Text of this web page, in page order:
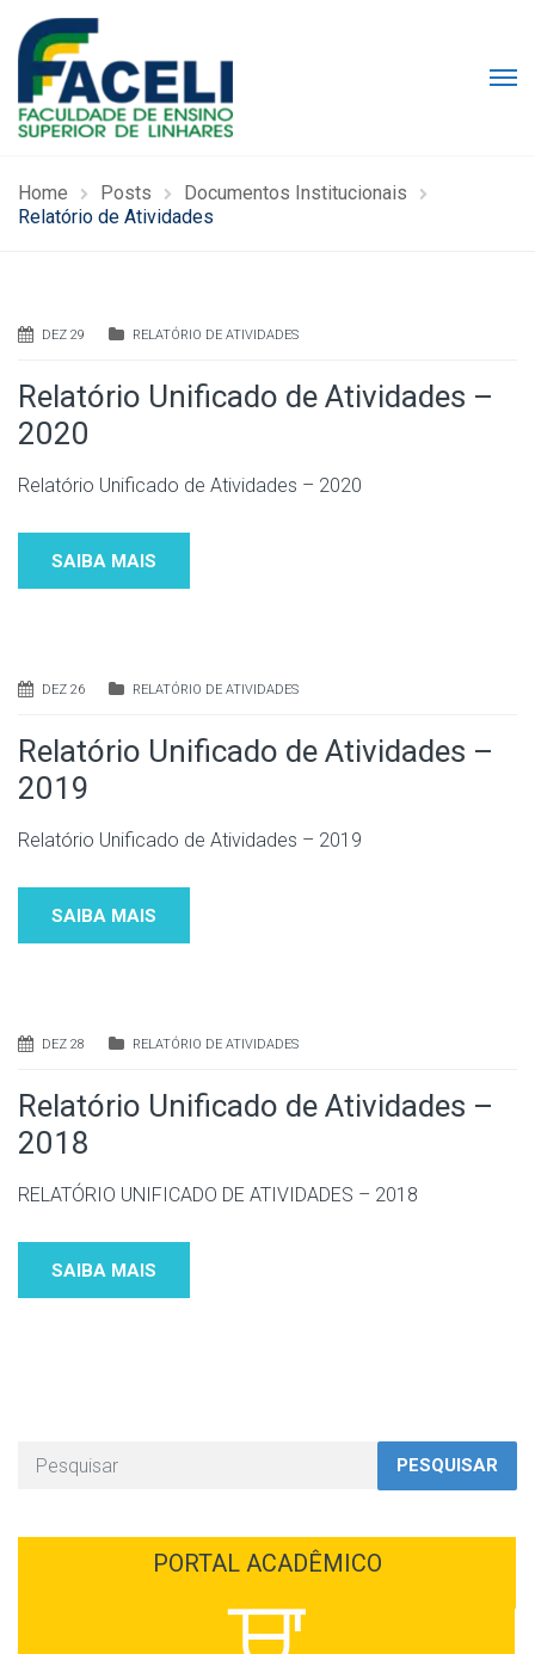
Home Posts
Documentos Institucionais
Relatório de Atividades
DEZ 29 RELATÓRIO DE ATIVIDADES
Relatório Unificado de Atividades –
2020
Relatório Unificado de Atividades – 2020
SAIBA MAIS
DEZ 26 RELATÓRIO DE ATIVIDADES
Relatório Unificado de Atividades –
2019
Relatório Unificado de Atividades – 2019
SAIBA MAIS
DEZ 28 RELATÓRIO DE ATIVIDADES
Relatório Unificado de Atividades –
2018
RELATÓRIO UNIFICADO DE ATIVIDADES – 2018
SAIBA MAIS
PESQUISAR
PORTAL ACADÊMICO